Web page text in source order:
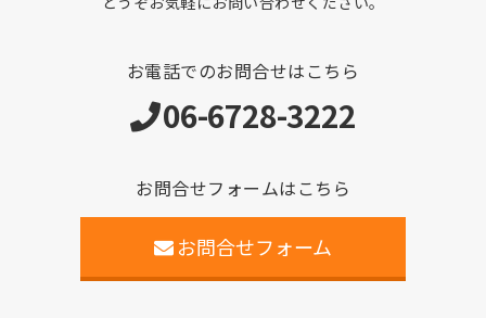
お電話でのお問合せはこちら
06-6728-3222
お問合せフォームはこちら
お問合せフォーム